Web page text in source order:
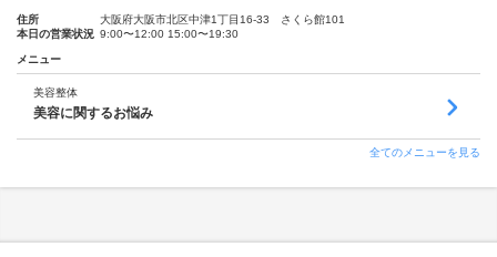
住所
大阪府大阪市北区中津1丁目16-33 さくら館101
本日の営業状況 9:00〜12:00 15:00〜19:30
メニュー
美容整体
美容に関するお悩み
全てのメニューを見る